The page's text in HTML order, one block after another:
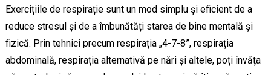
Exercițiile de respirație sunt un mod simplu și eficient de a
reduce stresul și de a îmbunătăți starea de bine mentală și
fizică. Prin tehnici precum respirația „4-7-8”, respirația
abdominală, respirația alternativă pe nări și altele, poți învăța